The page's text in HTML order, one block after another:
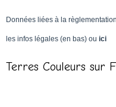
Données liées à la
les infos légales (en bas) ou ici
Terres Couleurs sur